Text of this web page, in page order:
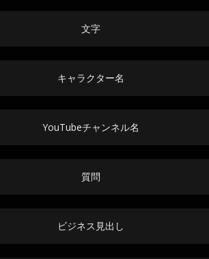
文字
キャラクター名
YouTubeチャンネル名
質問
ビジネス見出し